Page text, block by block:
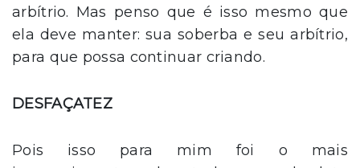
arbítrio. Mas penso que é isso mesmo que
ela deve manter: sua soberba e seu arbítrio,
para que possa continuar criando.
DESFAÇATEZ
Pois isso para mim foi o mais